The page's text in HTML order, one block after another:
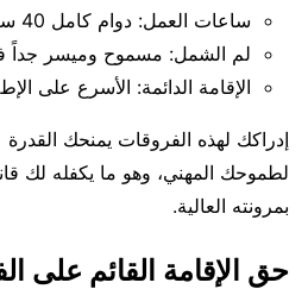
ساعات العمل: دوام كامل 40 ساعة.
لم الشمل: مسموح وميسر جداً
الإقامة الدائمة: الأسرع على الإطلاق بعد 21
إدراكك لهذه الفروقات يمنحك
لطموحك المهني، وهو ما يكفله لك
بمرونته العالية.